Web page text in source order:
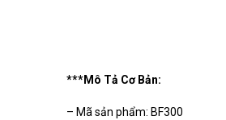
***Mô Tả Cơ Bản:
– Mã sản phẩm: BF300